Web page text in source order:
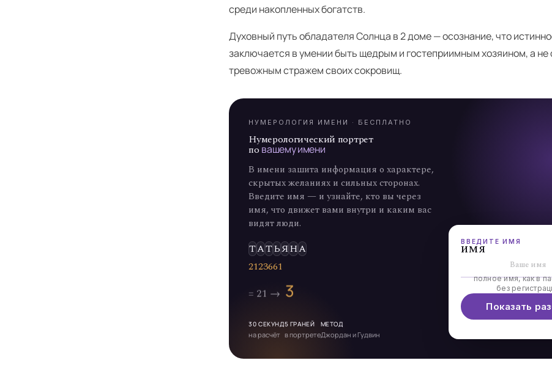
среди накопленных богатств.
Духовный путь обладателя Солнца в 2 доме — осознание, что
заключается в умении быть щедрым и гостеприимным хозяином, а не
тревожным стражем своих сокровищ.
А
7
ЯНУМЕРОЛОГИЯ ИМЕНИ · БЕСПЛАТНО
Нумерологический портрет
по вашему имени
В имени зашита информация о характере,
скрытых желаниях и сильных сторонах.
Введите имя — и узнайте, кто вы через
имя, что движет вами внутри и каким вас
видят люди.
ТАТЬЯНА
2123661
= 21 → 3
30 СЕКУНД
на расчёт
5 ГРАНЕЙ
в портрете
МЕТОД
Джордан и Гудвин
ВВЕДИТЕ ИМЯ
имя
полное имя, как в
без
Показать